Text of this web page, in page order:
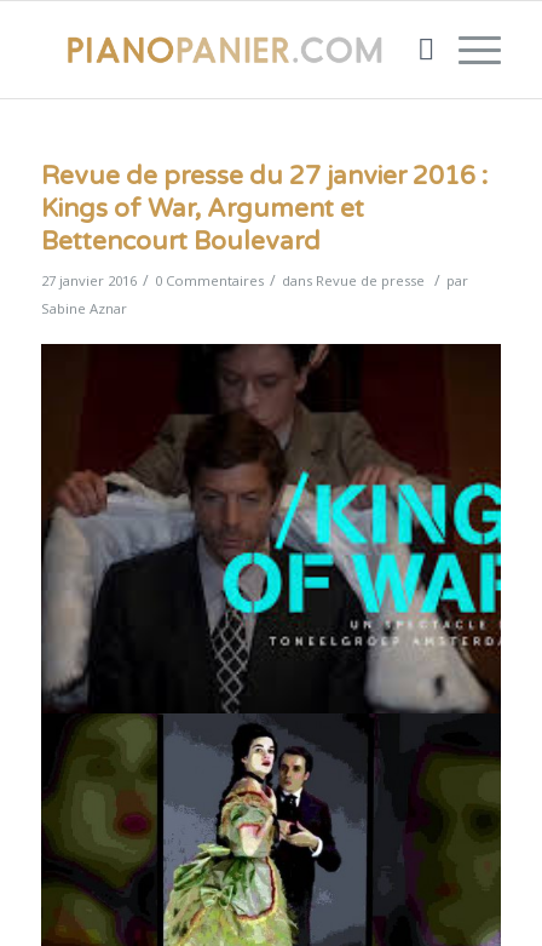
Revue de presse du 27 janvier 2016 :
Kings of War, Argument et
Bettencourt Boulevard
27 janvier 2016 / 0 Commentaires / dans Revue de presse / par
Sabine Aznar